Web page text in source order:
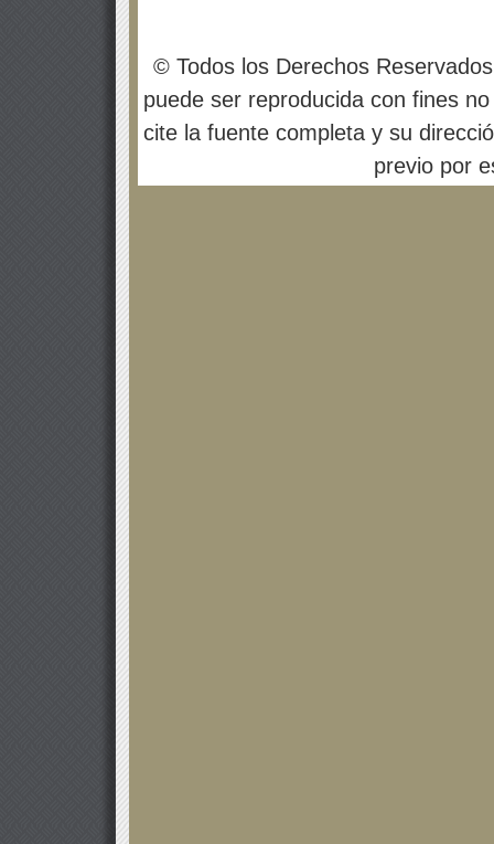
© Todos los Derechos
puede ser reproducida con fines
cite la fuente completa y su
previo por